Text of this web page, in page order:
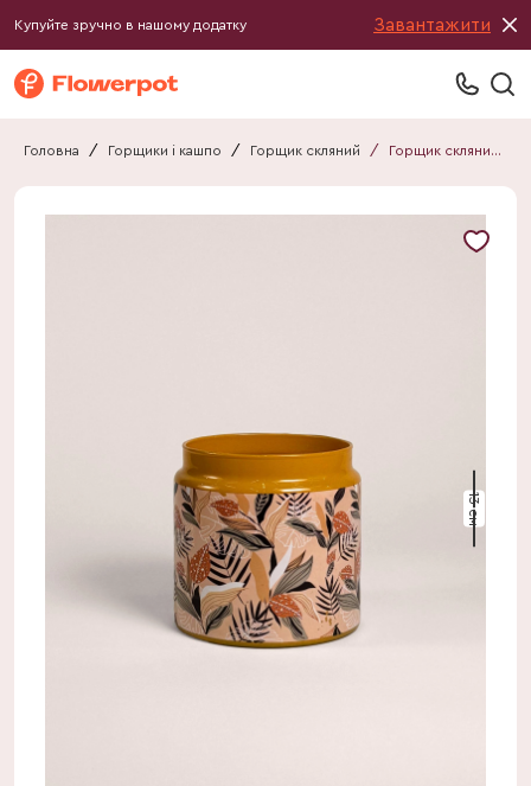
Купуйте зручно в нашому додатку Завантажити
Головна / Горщики і кашпо / Горщик скляний / Горщик скляний 021113220116А2
13 см